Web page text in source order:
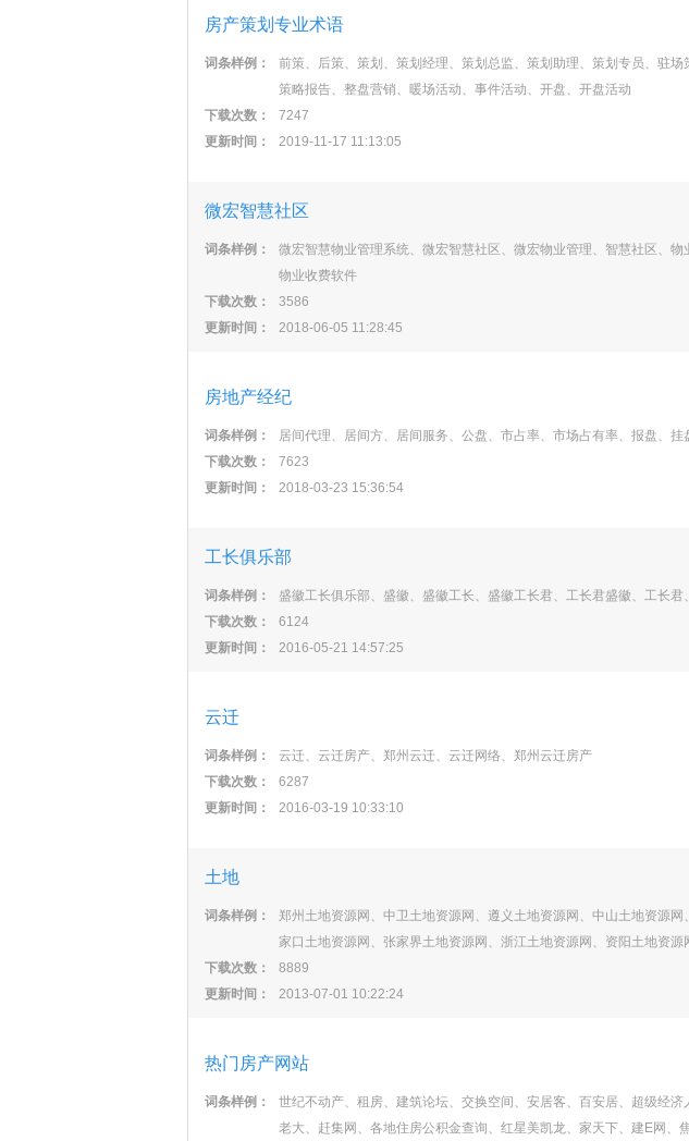
房产策划专业术语
词条样例：
前策、后策、策划、策划经理、策划总监、策划助理、策划专员、驻
策略报告、整盘营销、暖场活动、事件活动、开盘、开盘活动
下载次数：
7247
更新时间：
2019-11-17 11:13:05
微宏智慧社区
词条样例：
微宏智慧物业管理系统、微宏智慧社区、微宏物业管理、智慧社区、
物业收费软件
下载次数：
3586
更新时间：
2018-06-05 11:28:45
房地产经纪
词条样例：
居间代理、居间方、居间服务、公盘、市占率、市场占有率、报盘、
下载次数：
7623
更新时间：
2018-03-23 15:36:54
工长俱乐部
词条样例：
盛徽工长俱乐部、盛徽、盛徽工长、盛徽工长君、工长君盛徽、工长
下载次数：
6124
更新时间：
2016-05-21 14:57:25
云迁
词条样例：
云迁、云迁房产、郑州云迁、云迁网络、郑州云迁房产
下载次数：
6287
更新时间：
2016-03-19 10:33:10
土地
词条样例：
郑州土地资源网、中卫土地资源网、遵义土地资源网、中山土地资源
家口土地资源网、张家界土地资源网、浙江土地资源网、资阳土地资源
下载次数：
8889
更新时间：
2013-07-01 10:22:24
热门房产网站
词条样例：
世纪不动产、租房、建筑论坛、交换空间、安居客、百安居、超级经
老大、赶集网、各地住房公积金查询、红星美凯龙、家天下、建E网、